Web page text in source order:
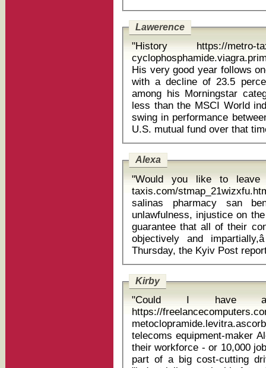
Lawerence
"History https://metro-
His very good year follows
with a decline of 23.5
among his Morningstar
less than the MSCI World
swing in performance
Alexa
"Would you like to leave
taxis.com/
salinas pharmacy san benito texas âIf
unlawfulness, injustice on
guarantee that all of their
objectively and
Kirby
"Could I have an
https://
telecoms equipment-maker
their workforce - or 10,000
part of a big cost-cutting